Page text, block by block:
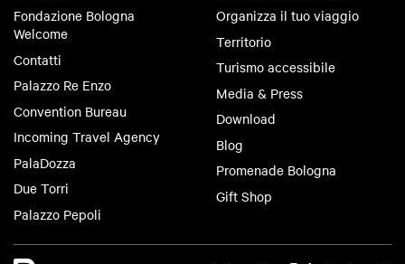
Fondazione Bologna
Welcome
Contatti
Palazzo Re Enzo
Convention Bureau
Incoming Travel Agency
PalaDozza
Due Torri
Palazzo Pepoli
Organizza il tuo viaggio
Territorio
Turismo accessibile
Media & Press
Download
Blog
Promenade Bologna
Gift Shop